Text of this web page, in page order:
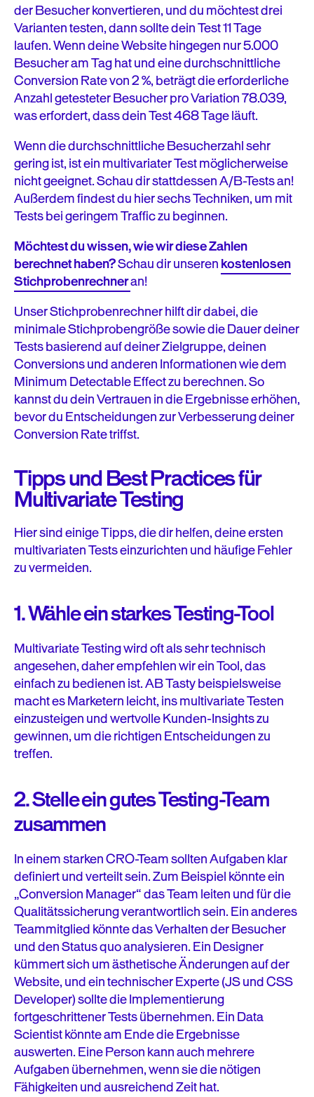
der Besucher konvertieren, und du möchtest drei
Varianten testen, dann sollte dein Test 11 Tage
laufen. Wenn deine Website hingegen nur 5.000
Besucher am Tag hat und eine durchschnittliche
Conversion Rate von 2 %, beträgt die erforderliche
Anzahl getesteter Besucher pro Variation 78.039,
was erfordert, dass dein Test 468 Tage läuft.
Wenn die durchschnittliche Besucherzahl sehr
gering ist, ist ein multivariater Test möglicherweise
nicht geeignet. Schau dir stattdessen A/B-Tests an!
Außerdem findest du hier sechs Techniken, um mit
Tests bei geringem Traffic zu beginnen.
Möchtest du wissen, wie wir diese Zahlen
berechnet haben?Schau dir unserenkostenlosen
Stichprobenrechneran!
Unser Stichprobenrechner hilft dir dabei, die
minimale Stichprobengröße sowie die Dauer deiner
Tests basierend auf deiner Zielgruppe, deinen
Conversions und anderen Informationen wie dem
Minimum Detectable Effect zu berechnen. So
kannst du dein Vertrauen in die Ergebnisse erhöhen,
bevor du Entscheidungen zur Verbesserung deiner
Conversion Rate triffst.
Tipps und Best Practices für
Multivariate Testing
Hier sind einige Tipps, die dir helfen, deine ersten
multivariaten Tests einzurichten und häufige Fehler
zu vermeiden.
1. Wähle ein starkes Testing-Tool
Multivariate Testing wird oft als sehr technisch
angesehen, daher empfehlen wir ein Tool, das
einfach zu bedienen ist. AB Tasty beispielsweise
macht es Marketern leicht, ins multivariate Testen
einzusteigen und wertvolle Kunden-Insights zu
gewinnen, um die richtigen Entscheidungen zu
treffen.
2. Stelle ein gutes Testing-Team
zusammen
In einem starken CRO-Team sollten Aufgaben klar
definiert und verteilt sein. Zum Beispiel könnte ein
„Conversion Manager“ das Team leiten und für die
Qualitätssicherung verantwortlich sein. Ein anderes
Teammitglied könnte das Verhalten der Besucher
und den Status quo analysieren. Ein Designer
kümmert sich um ästhetische Änderungen auf der
Website, und ein technischer Experte (JS und CSS
Developer) sollte die Implementierung
fortgeschrittener Tests übernehmen. Ein Data
Scientist könnte am Ende die Ergebnisse
auswerten. Eine Person kann auch mehrere
Aufgaben übernehmen, wenn sie die nötigen
Fähigkeiten und ausreichend Zeit hat.